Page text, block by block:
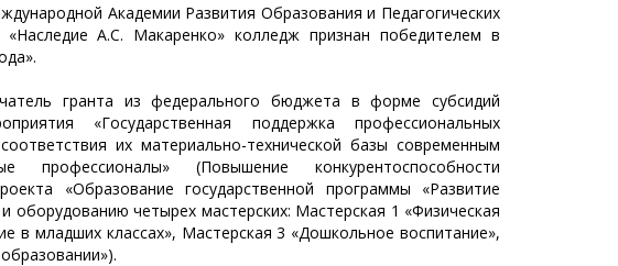
Академии Развития Образования и Педагогических
А.С. Макаренко» колледж признан победителем в
гранта из федерального бюджета в форме субсидий
«Государственная поддержка профессиональных
их материально-технической базы современным
(Повышение конкурентоспособности
«Образование государственной программы «Развитие
четырех мастерских: Мастерская 1 «Физическая
в младших классах», Мастерская 3 «Дошкольное воспитание»,